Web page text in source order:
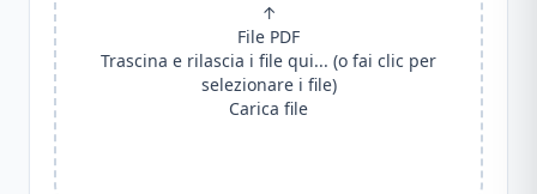
↑
File PDF
Trascina e rilascia i file qui... (o fai clic per
selezionare i file)
Carica file